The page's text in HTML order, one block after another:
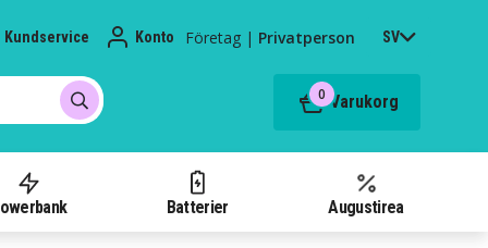
Kundservice Konto Företag | Privatperson SV
0 Varukorg
Batterier Augustirea